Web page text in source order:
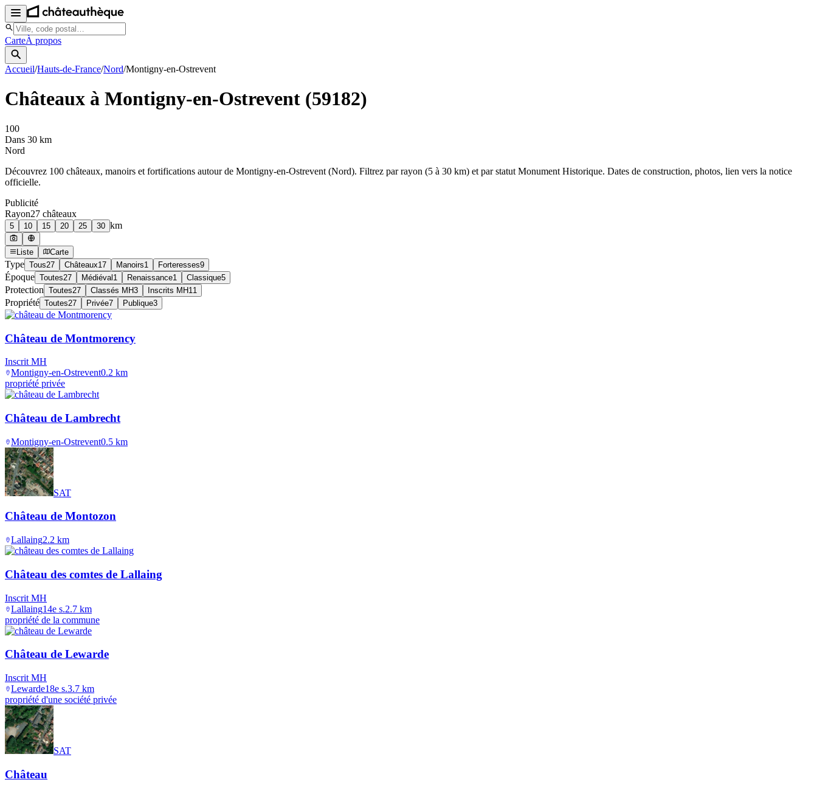
CarteÀ propos
Accueil/Hauts-de-France/Nord/Montigny-en-Ostrevent
Châteaux à Montigny-en-Ostrevent (59182)
100
Dans 30 km
Nord
Découvrez 100 châteaux, manoirs et fortifications autour de Montigny-en-Ostrevent (Nord). Filtrez par rayon (5 à 30 km) et par statut Monument Historique. Dates de construction, photos, lien vers la notice
officielle.
Publicité
Rayon27 châteaux
5 10 15 20 25 30 km
Liste Carte
Type Tous27 Châteaux17 Manoirs1 Forteresses9
Époque Toutes27 Médiéval 1 Renaissance1 Classique5
Protection Toutes27 Classés MH3 Inscrits MH11
Propriété Toutes27 Privée7 Publique3
Château de Montmorency
Inscrit MH
Montigny-en-Ostrevent0.2 km
propriété privée
Château de Lambrecht
Montigny-en-Ostrevent0.5 km
SAT
Château de Montozon
Lallaing2.2 km
Château des comtes de Lallaing
Inscrit MH
Lallaing14e s.2.7 km
propriété de la commune
Château de Lewarde
Inscrit MH
Lewarde18e s.3.7 km
propriété d'une société privée
SAT
Château